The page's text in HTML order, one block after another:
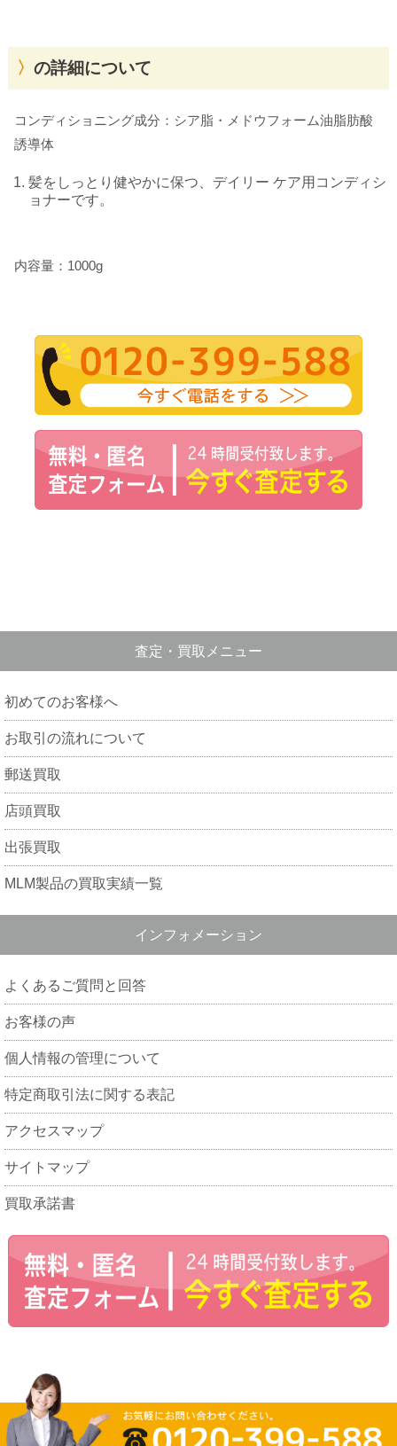
の詳細について
コンディショニング成分：シア脂・メドウフォーム油脂肪酸
誘導体
髪をしっとり健やかに保つ、デイリー ケア用コンディシ
ョナーです。
内容量：1000g
査定・買取メニュー
初めてのお客様へ
お取引の流れについて
郵送買取
店頭買取
出張買取
MLM製品の買取実績一覧
インフォメーション
よくあるご質問と回答
お客様の声
個人情報の管理について
特定商取引法に関する表記
アクセスマップ
サイトマップ
買取承諾書